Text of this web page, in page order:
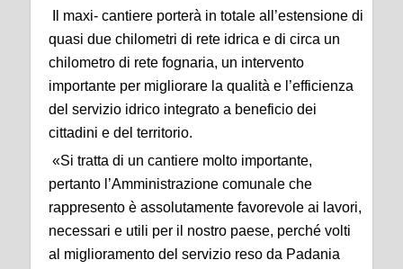
Il maxi- cantiere porterà in totale all’estensione di
quasi due chilometri di rete idrica e di circa un
chilometro di rete fognaria, un intervento
importante per migliorare la qualità e l’efficienza
del servizio idrico integrato a beneficio dei
cittadini e del territorio.
«Si tratta di un cantiere molto importante,
pertanto l’Amministrazione comunale che
rappresento è assolutamente favorevole ai lavori,
necessari e utili per il nostro paese, perché volti
al miglioramento del servizio reso da Padania